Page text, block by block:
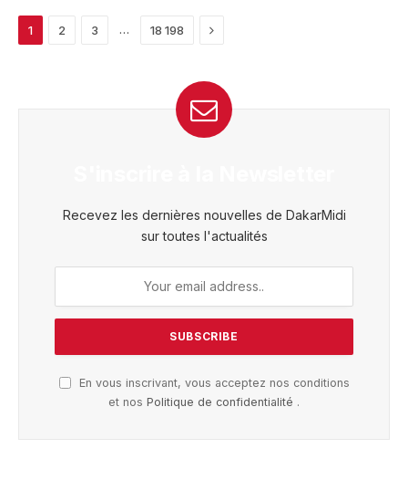
1 2 3 … 18 198 Next
Recevez les dernières nouvelles de DakarMidi
sur toutes l'actualités
En vous inscrivant, vous acceptez nos conditions
et nos Politique de confidentialité .